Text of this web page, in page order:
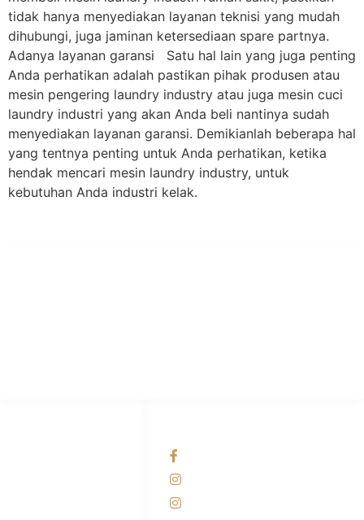
tidak hanya menyediakan layanan teknisi yang mudah
dihubungi, juga jaminan ketersediaan spare partnya.
Adanya layanan garansi Satu hal lain yang juga penting
Anda perhatikan adalah pastikan pihak produsen atau
mesin pengering laundry industry atau juga mesin cuci
laundry industri yang akan Anda beli nantinya sudah
menyediakan layanan garansi. Demikianlah beberapa hal
yang tentnya penting untuk Anda perhatikan, ketika
hendak mencari mesin laundry industry, untuk
kebutuhan Anda industri kelak.